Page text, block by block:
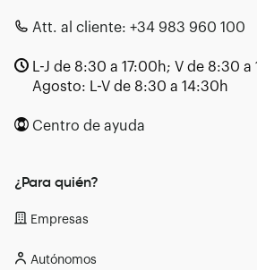
Att. al cliente: +34 983 960 100
L-J de 8:30 a 17:00h; V de 8:30 a
Agosto: L-V de 8:30 a 14:30h
Centro de ayuda
¿Para quién?
Empresas
Autónomos